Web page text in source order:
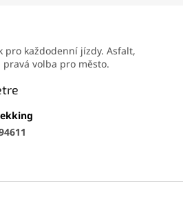
pro každodenní jízdy. Asfalt,
volba pro město.